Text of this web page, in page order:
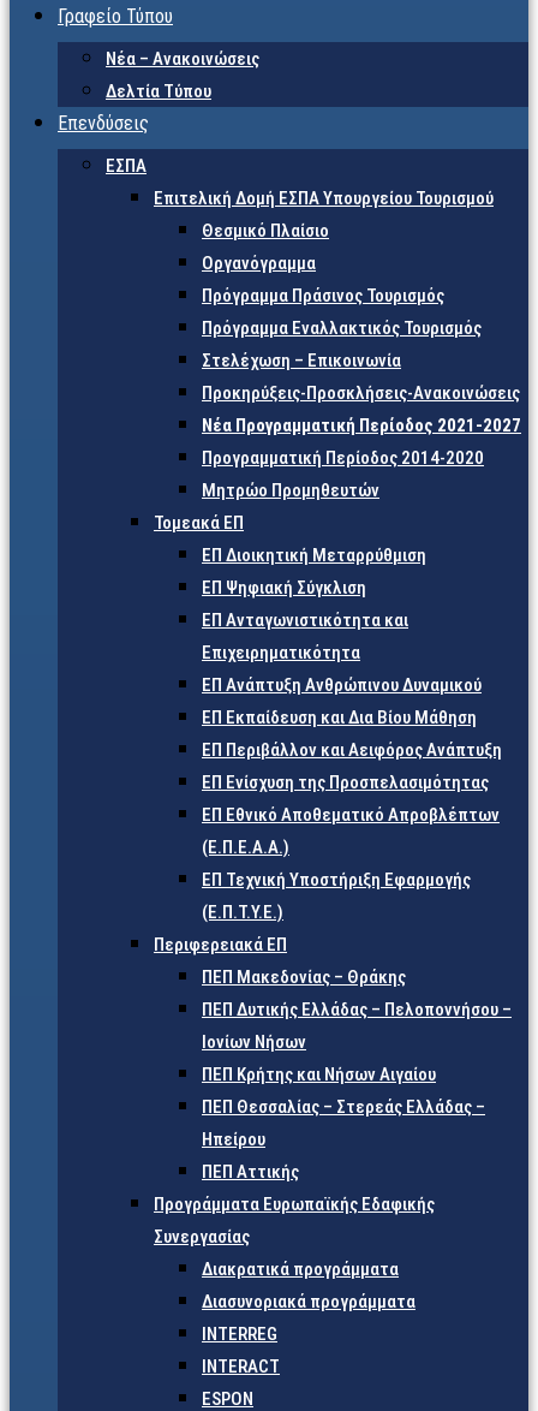
Γραφείο Τύπου
Νέα – Ανακοινώσεις
Δελτία Τύπου
Επενδύσεις
ΕΣΠΑ
Επιτελική Δομή ΕΣΠΑ Υπουργείου Τουρισμού
Θεσμικό Πλαίσιο
Οργανόγραμμα
Πρόγραμμα Πράσινος Τουρισμός
Πρόγραμμα Εναλλακτικός Τουρισμός
Στελέχωση – Επικοινωνία
Προκηρύξεις-Προσκλήσεις-Ανακοινώσεις
Νέα Προγραμματική Περίοδος 2021-2027
Προγραμματική Περίοδος 2014-2020
Μητρώο Προμηθευτών
Τομεακά ΕΠ
ΕΠ Διοικητική Μεταρρύθμιση
ΕΠ Ψηφιακή Σύγκλιση
ΕΠ Ανταγωνιστικότητα και
Επιχειρηματικότητα
ΕΠ Ανάπτυξη Ανθρώπινου Δυναμικού
ΕΠ Εκπαίδευση και Δια Βίου Μάθηση
ΕΠ Περιβάλλον και Αειφόρος Ανάπτυξη
ΕΠ Ενίσχυση της Προσπελασιμότητας
ΕΠ Εθνικό Αποθεματικό Απροβλέπτων
(Ε.Π.Ε.Α.Α.)
ΕΠ Τεχνική Υποστήριξη Εφαρμογής
(Ε.Π.Τ.Υ.Ε.)
Περιφερειακά ΕΠ
ΠΕΠ Μακεδονίας – Θράκης
ΠΕΠ Δυτικής Ελλάδας – Πελοποννήσου –
Ιονίων Νήσων
ΠΕΠ Κρήτης και Νήσων Αιγαίου
ΠΕΠ Θεσσαλίας – Στερεάς Ελλάδας –
Ηπείρου
ΠΕΠ Αττικής
Προγράμματα Ευρωπαϊκής Εδαφικής
Συνεργασίας
Διακρατικά προγράμματα
Διασυνοριακά προγράμματα
INTERREG
INTERACT
ESPON